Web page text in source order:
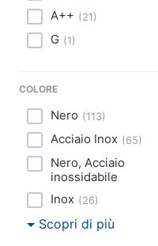
A++ (21)
G (1)
COLORE
Nero (113)
Acciaio Inox (65)
Nero, Acciaio
inossidabile
Inox (26)
Scopri di più